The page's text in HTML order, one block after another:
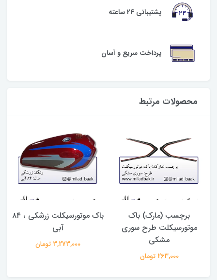
پشتیبانی ۲۴ ساعته
پرداخت سریع و آسان
محصولات مرتبط
برچسب (مارک) باک
موتورسیکلت طرح سوری
مشکی
263,000 تومان
باک موتورسیکلت زرشکی ، ۸۴
آبی
3,273,000 تومان